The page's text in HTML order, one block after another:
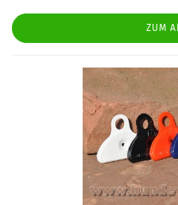
ZUM